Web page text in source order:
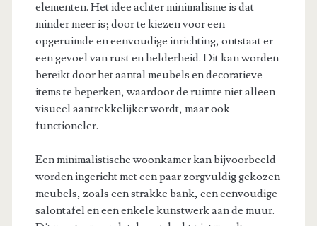
elementen. Het idee achter minimalisme is dat
minder meer is; door te kiezen voor een
opgeruimde en eenvoudige inrichting, ontstaat er
een gevoel van rust en helderheid. Dit kan worden
bereikt door het aantal meubels en decoratieve
items te beperken, waardoor de ruimte niet alleen
visueel aantrekkelijker wordt, maar ook
functioneler.
Een minimalistische woonkamer kan bijvoorbeeld
worden ingericht met een paar zorgvuldig gekozen
meubels, zoals een strakke bank, een eenvoudige
salontafel en een enkele kunstwerk aan de muur.